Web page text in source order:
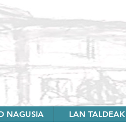
NAGUSIA LAN TALDEAK